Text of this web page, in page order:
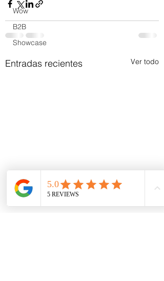
Wow
B2B
Showcase
Entradas recientes Ver todo